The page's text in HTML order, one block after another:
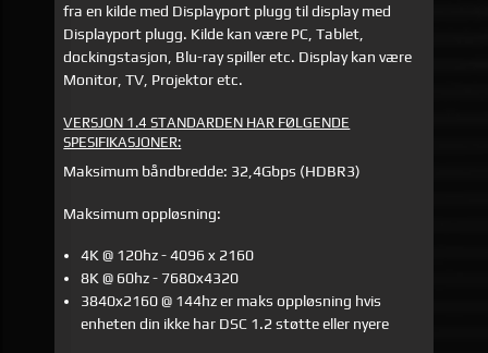
fra en kilde med Displayport plugg til display med
Displayport plugg. Kilde kan være PC, Tablet,
dockingstasjon, Blu-ray spiller etc. Display kan være
Monitor, TV, Projektor etc.
VERSJON 1.4 STANDARDEN HAR FØLGENDE
SPESIFIKASJONER:
Maksimum båndbredde: 32,4Gbps (HDBR3)
Maksimum oppløsning:
4K @ 120hz - 4096 x 2160
8K @ 60hz - 7680x4320
3840x2160 @ 144hz er maks oppløsning hvis
enheten din ikke har DSC 1.2 støtte eller nyere